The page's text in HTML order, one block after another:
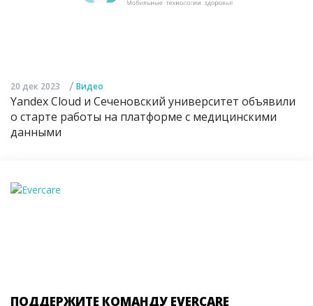
20 дек 2023 / Видео
Yandex Cloud и Сеченовский университет объявили
о старте работы на платформе с медицинскими
данными
ПОДДЕРЖИТЕ КОМАНДУ EVERCARE